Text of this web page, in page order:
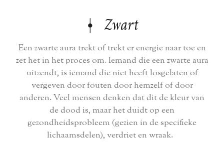
⍿ Zwart
Een zwarte aura trekt of trekt er energie naar toe en
zet het in het proces om. Iemand die een zwarte aura
uitzendt, is iemand die niet heeft losgelaten of
vergeven door fouten door hemzelf of door
anderen. Veel mensen denken dat dit de kleur van
de dood is, maar het duidt op een
gezondheidsprobleem (gezien in de specifieke
lichaamsdelen), verdriet en wraak.